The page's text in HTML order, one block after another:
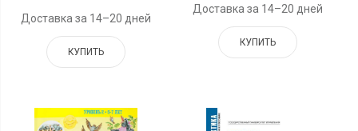
Доставка за 14–20 дней
КУПИТЬ
Доставка за 14–20 дней
КУПИТЬ